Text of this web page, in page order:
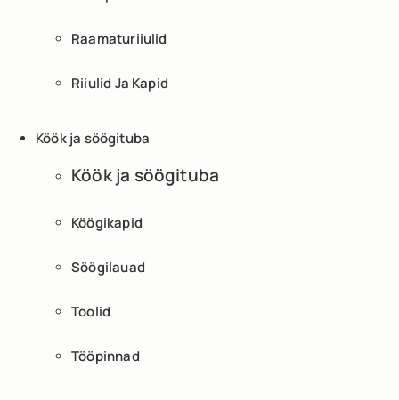
Raamaturiiulid
Riiulid Ja Kapid
Köök ja söögituba
Köök ja söögituba
Köögikapid
Söögilauad
Toolid
Tööpinnad